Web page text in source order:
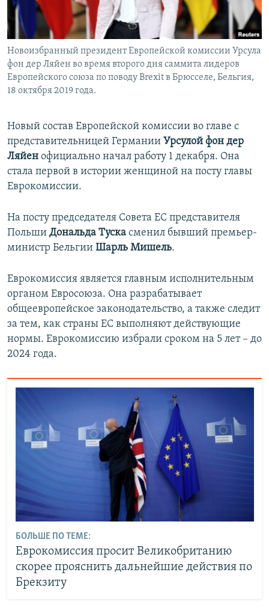
ПОБЕДИТЕЛЕЙ НЕ СУДЯТ?
КРЫМ.НЕПОКОРЕННЫЙ
ELIFBE
УКРАИНСКАЯ ПРОБЛЕМА КРЫМА
ПРИСОЕДИНЯЙТЕСЬ!
Все сайты RFE/RL
Новоизбранный президент Европейской комиссии Урсула
фон дер Ляйен во время второго дня саммита лидеров
Европейского союза по поводу Brexit в Брюсселе, Бельгия,
18 октября 2019 года.
Новый состав Европейской комиссии во главе с
представительницей Германии Урсулой фон дер
Ляйен официально начал работу 1 декабря. Она
стала первой в истории женщиной на посту главы
Еврокомиссии.
На посту председателя Совета ЕС представителя
Польши Дональда Туска сменил бывший премьер-
министр Бельгии Шарль Мишель.
Еврокомиссия является главным исполнительным
органом Евросоюза. Она разрабатывает
общеевропейское законодательство, а также следит
за тем, как страны ЕС выполняют действующие
нормы. Еврокомиссию избрали сроком на 5 лет – до
2024 года.
БОЛЬШЕ ПО ТЕМЕ:
Еврокомиссия просит Великобританию
скорее прояснить дальнейшие действия по
Брекзиту